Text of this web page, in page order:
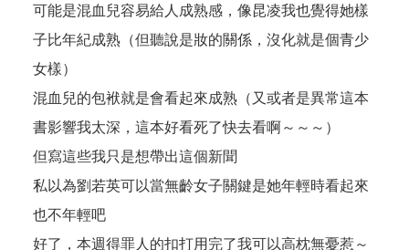
可能是混血兒容易給人成熟感，像昆凌我也覺得她樣
子比年紀成熟（但聽說是妝的關係，沒化就是個青少
女樣）
混血兒的包袱就是會看起來成熟（又或者是異常這本
書影響我太深，這本好看死了快去看啊～～～）
但寫這些我只是想帶出這個新聞
私以為劉若英可以當無齡女子關鍵是她年輕時看起來
也不年輕吧
好了，本週得罪人的扣打用完了我可以高枕無憂惹～